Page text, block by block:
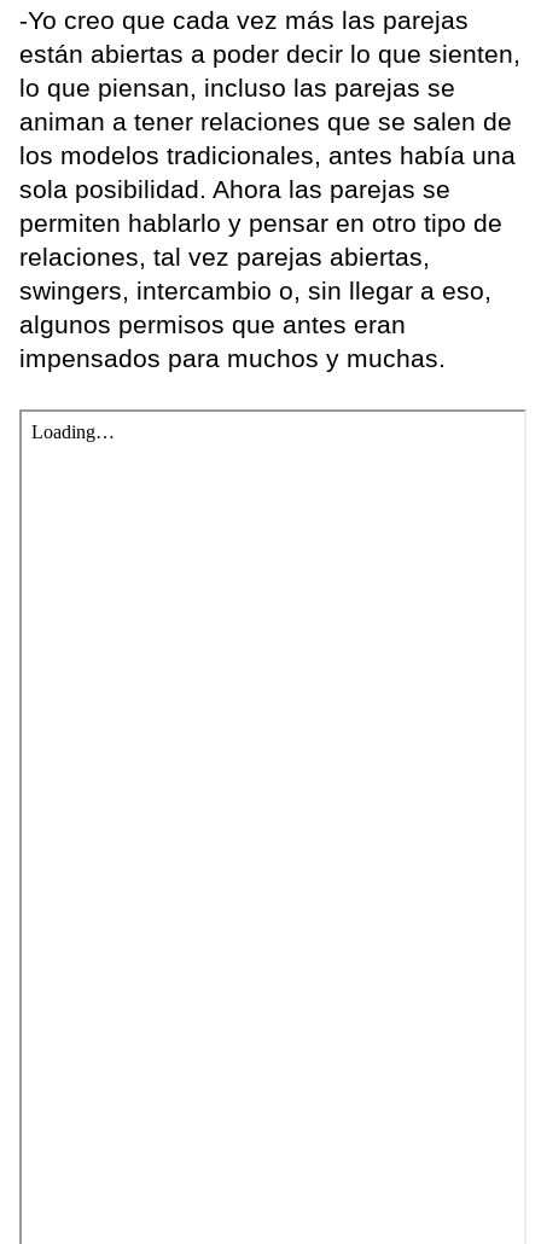
-Yo creo que cada vez más las parejas
están abiertas a poder decir lo que sienten,
lo que piensan, incluso las parejas se
animan a tener relaciones que se salen de
los modelos tradicionales, antes había una
sola posibilidad. Ahora las parejas se
permiten hablarlo y pensar en otro tipo de
relaciones, tal vez parejas abiertas,
swingers, intercambio o, sin llegar a eso,
algunos permisos que antes eran
impensados para muchos y muchas.